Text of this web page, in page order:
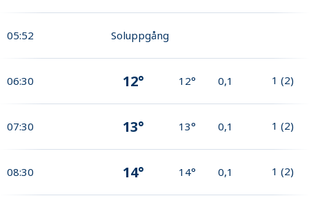
05:52 Soluppgång
06:30 12° 12° 0,1 1 (2)
07:30 13° 13° 0,1 1 (2)
08:30 14° 14° 0,1 1 (2)